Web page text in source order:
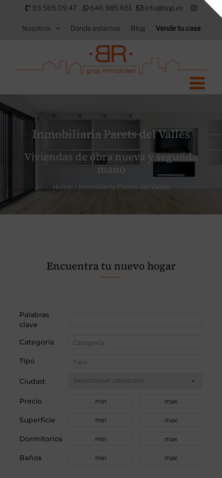
contenido
93 565 09 47 646 985 651 info@brgi.es
Nosotros Dónde estamos Blog Vende tu casa
Inmobiliaria Parets del Vallès
Viviendas de obra nueva y segunda
mano
Home Inmobiliaria Parets del Vallès
Encuentra tu nuevo hogar
Palabras
clave
Categoría
Tipo
Ciudad: Seleccionar ubicación
Precio
Superficie
Dormitorios
Baños